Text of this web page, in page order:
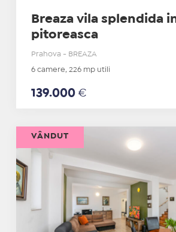
Breaza vila splendida
pitoreasca
Prahova - BREAZA
6 camere, 226 mp utili
139.000 €
VÂNDUT